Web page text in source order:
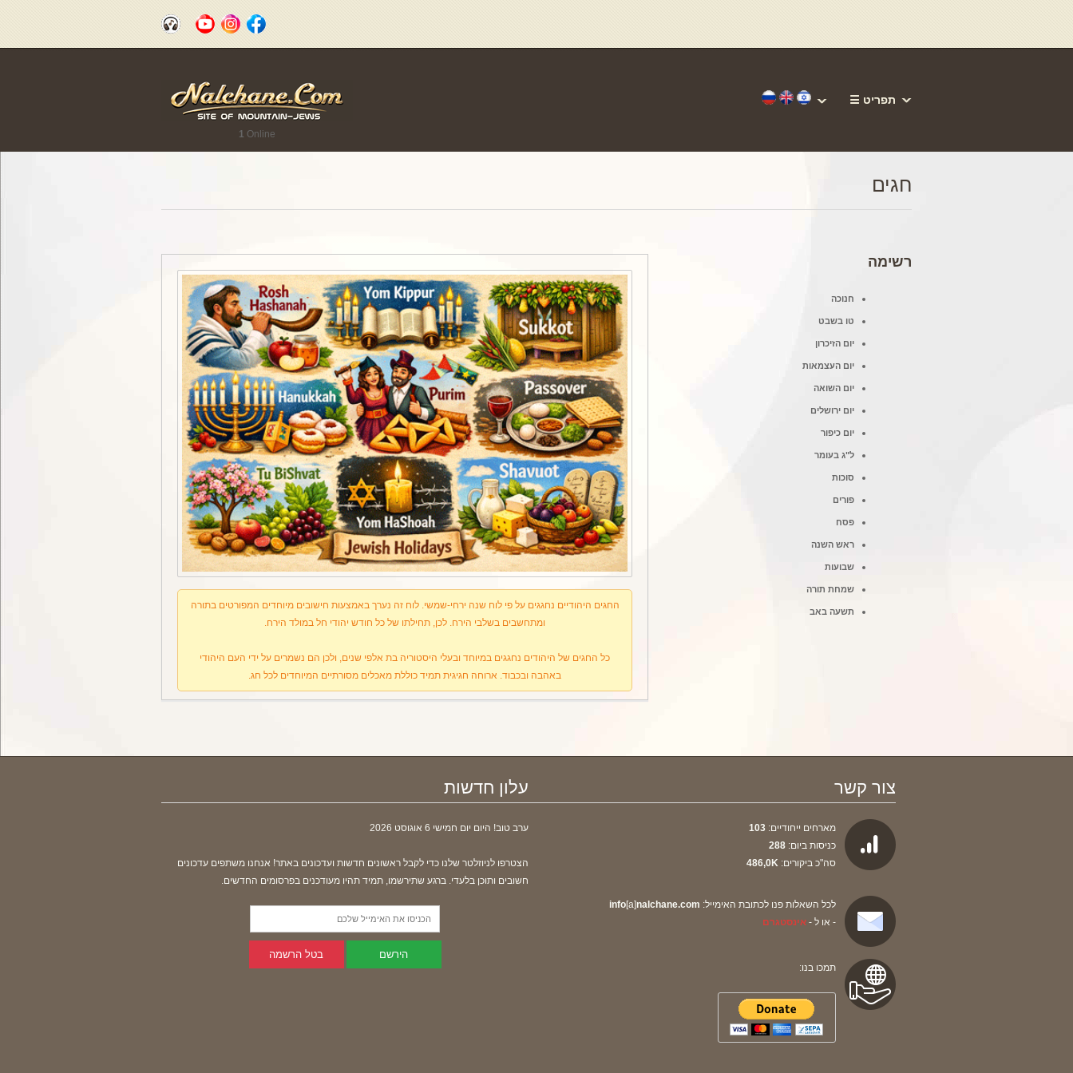
1 Online
☰ תפריט
חגים
החגים היהודיים נחגגים על פי לוח שנה ירחי-שמשי. לוח זה נערך באמצעות חישובים מיוחדים המפורטים בתורה
ומתחשבים בשלבי הירח. לכן, תחילתו של כל חודש יהודי חל במולד הירח.
כל החגים של היהודים נחגגים במיוחד ובעלי היסטוריה בת אלפי שנים, ולכן הם נשמרים על ידי העם היהודי
באהבה ובכבוד. ארוחה חגיגית תמיד כוללת מאכלים מסורתיים המיוחדים לכל חג.
רשימה
חנוכה
טו בשבט
יום הזיכרון
יום העצמאות
יום השואה
יום ירושלים
יום כיפור
ל"ג בעומר
סוכות
פורים
פסח
ראש השנה
שבועות
שמחת תורה
תשעה באב
עלון חדשות
ערב טוב! היום יום חמישי 6 אוגוסט 2026
הצטרפו לניוזלטר שלנו כדי לקבל ראשונים חדשות ועדכונים באתר! אנחנו משתפים עדכונים
חשובים ותוכן בלעדי. ברגע שתירשמו, תמיד תהיו מעודכנים בפרסומים החדשים.
הירשם בטל הרשמה
צור קשר
מארחים ייחודיים: 103
כניסות ביום: 288
סה"כ ביקורים: 486,0K
לכל השאלות פנו לכתובת האימייל: info[a]nalchane.com
- או ל - אינסטגרם
תמכו בנו: